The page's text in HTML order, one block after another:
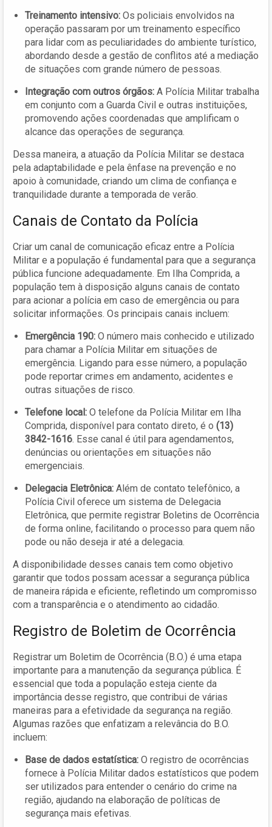
Treinamento intensivo: Os policiais envolvidos na
operação passaram por um treinamento específico
para lidar com as peculiaridades do ambiente turístico,
abordando desde a gestão de conflitos até a mediação
de situações com grande número de pessoas.
Integração com outros órgãos: A Polícia Militar trabalha
em conjunto com a Guarda Civil e outras instituições,
promovendo ações coordenadas que amplificam o
alcance das operações de segurança.
Dessa maneira, a atuação da Polícia Militar se destaca
pela adaptabilidade e pela ênfase na prevenção e no
apoio à comunidade, criando um clima de confiança e
tranquilidade durante a temporada de verão.
Canais de Contato da Polícia
Criar um canal de comunicação eficaz entre a Polícia
Militar e a população é fundamental para que a segurança
pública funcione adequadamente. Em Ilha Comprida, a
população tem à disposição alguns canais de contato
para acionar a polícia em caso de emergência ou para
solicitar informações. Os principais canais incluem:
Emergência 190: O número mais conhecido e utilizado
para chamar a Polícia Militar em situações de
emergência. Ligando para esse número, a população
pode reportar crimes em andamento, acidentes e
outras situações de risco.
Telefone local: O telefone da Polícia Militar em Ilha
Comprida, disponível para contato direto, é o (13)
3842-1616. Esse canal é útil para agendamentos,
denúncias ou orientações em situações não
emergenciais.
Delegacia Eletrônica: Além de contato telefônico, a
Polícia Civil oferece um sistema de Delegacia
Eletrônica, que permite registrar Boletins de Ocorrência
de forma online, facilitando o processo para quem não
pode ou não deseja ir até a delegacia.
A disponibilidade desses canais tem como objetivo
garantir que todos possam acessar a segurança pública
de maneira rápida e eficiente, refletindo um compromisso
com a transparência e o atendimento ao cidadão.
Registro de Boletim de Ocorrência
Registrar um Boletim de Ocorrência (B.O.) é uma etapa
importante para a manutenção da segurança pública. É
essencial que toda a população esteja ciente da
importância desse registro, que contribui de várias
maneiras para a efetividade da segurança na região.
Algumas razões que enfatizam a relevância do B.O.
incluem:
Base de dados estatística: O registro de ocorrências
fornece à Polícia Militar dados estatísticos que podem
ser utilizados para entender o cenário do crime na
região, ajudando na elaboração de políticas de
segurança mais efetivas.